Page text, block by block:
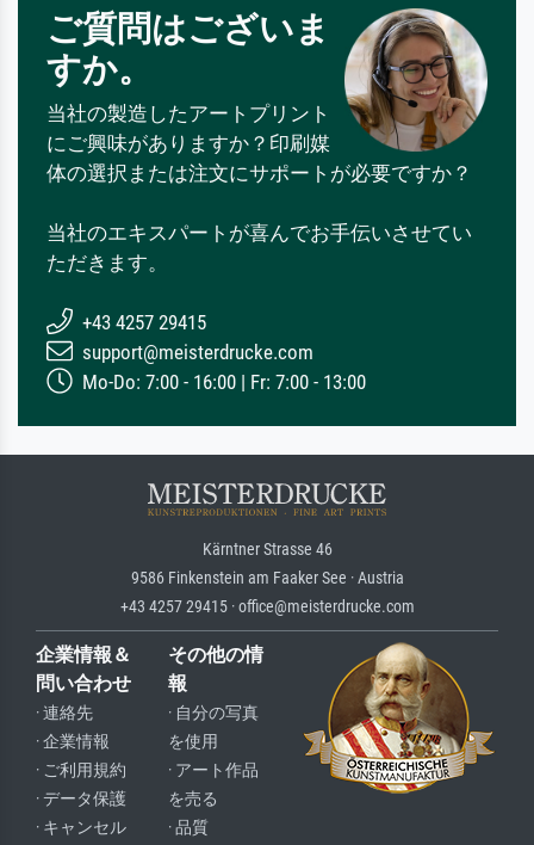
ご質問はございま
すか。
当社の製造したアートプリント
にご興味がありますか？印刷媒
体の選択または注文にサポートが必要ですか？
当社のエキスパートが喜んでお手伝いさせてい
ただきます。
+43 4257 29415
support@meisterdrucke.com
Mo-Do: 7:00 - 16:00 | Fr: 7:00 - 13:00
Kärntner Strasse 46
9586 Finkenstein am Faaker See · Austria
+43 4257 29415 · office@meisterdrucke.com
企業情報＆
問い合わせ
· 連絡先
· 企業情報
· ご利用規約
· データ保護
· キャンセル
その他の情
報
· 自分の写真
を使用
· アート作品
を売る
· 品質